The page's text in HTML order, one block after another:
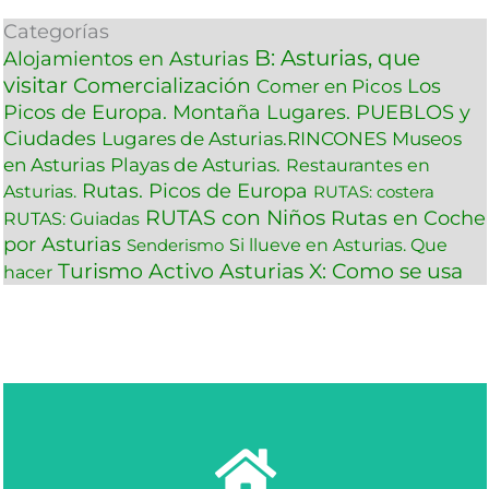
Categorías
Alojamientos en Asturias B: Asturias, que
visitar Comercialización Comer en Picos Los
Picos de Europa. Montaña Lugares. PUEBLOS y
Ciudades Lugares de Asturias.RINCONES Museos
en Asturias Playas de Asturias. Restaurantes en
Asturias. Rutas. Picos de Europa RUTAS: costera
RUTAS: Guiadas RUTAS con Niños Rutas en Coche
por Asturias Senderismo Si llueve en Asturias. Que
hacer Turismo Activo Asturias X: Como se usa